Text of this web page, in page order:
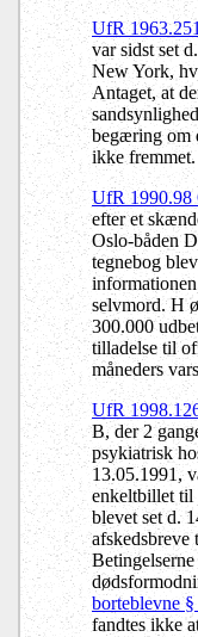
UfR
var sidst set
New York,
Antaget, at
begæring om
ikke fremmet.
UfR
efter et
Oslo-båden
tegnebog
selvmord. H
300.000
tilladelse til
måneders
UfR
B, der 2
psykiatrisk
13.05.1991,
enkeltbillet til
blevet set d.
borteblevne
fandtes ikke